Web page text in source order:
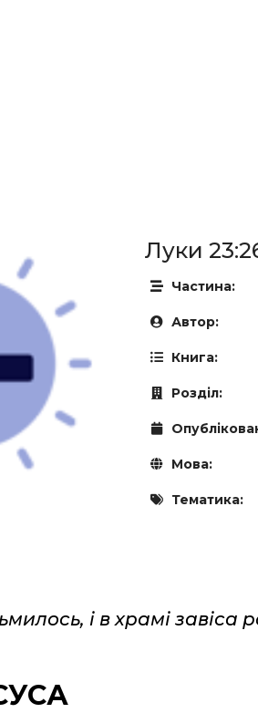
Луки
Частина:
Автор:
Книга:
Розділ:
Мова:
Тематика:
і в храмі завіса